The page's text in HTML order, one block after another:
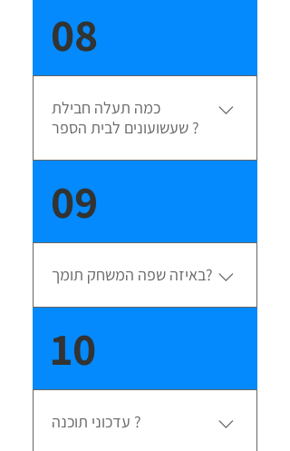
ושירות טלפוני בשעות הפעילות כולל
שליטה מרחוק, הדרכה ויעוץ. בטלפון
0773006306 או במייל
info@playzone.co.il או בצ'אט
שבתחתית כל דף בעורך לקוחות
08
כמה תעלה חבילת
שעשועונים לבית הספר ?
בחינם בדומה לאירוע פרטי להתאמת
חבילת תוכנה ושלטים צרו קשר
09
באיזה שפה המשחק תומך?
| אנגלית | ערבית | ספרדית |
צרפתית | רוסית ועוד ... ) כולל עברית
עם ניקוד! בממשק ובעורך עברית או
10
עדכוני תוכנה ?